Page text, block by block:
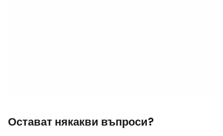
Остават някакви въпроси?